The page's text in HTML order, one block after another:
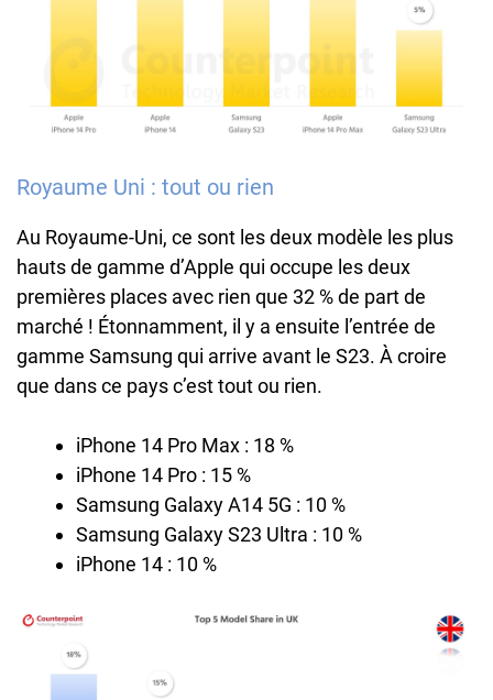
Royaume Uni : tout ou rien
Au Royaume-Uni, ce sont les deux modèle les plus
hauts de gamme d’Apple qui occupe les deux
premières places avec rien que 32 % de part de
marché ! Étonnamment, il y a ensuite l’entrée de
gamme Samsung qui arrive avant le S23. À croire
que dans ce pays c’est tout ou rien.
iPhone 14 Pro Max : 18 %
iPhone 14 Pro : 15 %
Samsung Galaxy A14 5G : 10 %
Samsung Galaxy S23 Ultra : 10 %
iPhone 14 : 10 %